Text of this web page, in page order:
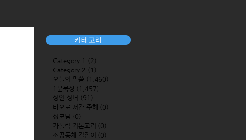
카테고리
Category 1 (2)
Category 2 (1)
오늘의 말씀 (1,460)
1분묵상 (1,457)
성인 성녀 (91)
바오로 서간 주해 (0)
성모님 (0)
가톨릭 기본교리 (0)
소공동체 길잡이
(0)